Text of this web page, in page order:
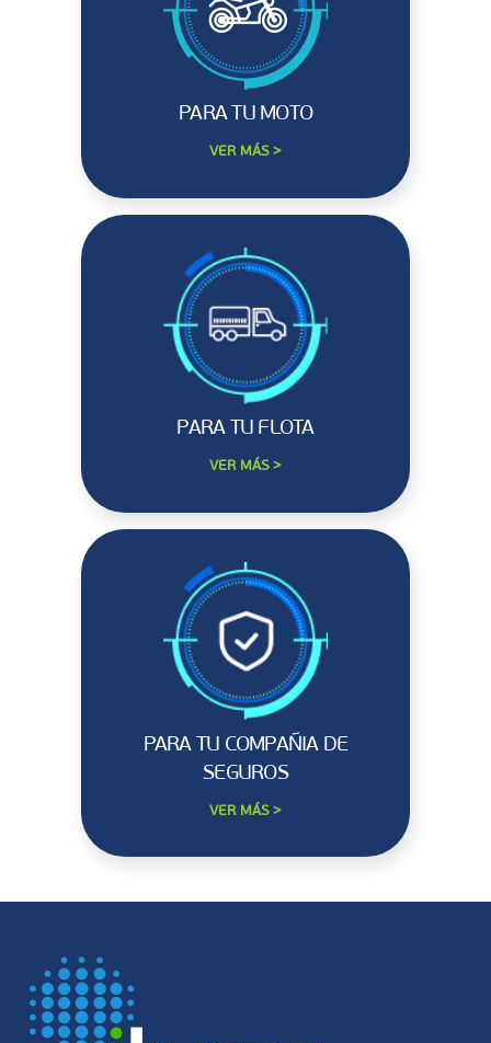
PARA TU MOTO
VER MÁS >
PARA TU FLOTA
VER MÁS >
PARA TU COMPAÑIA DE
SEGUROS
VER MÁS >